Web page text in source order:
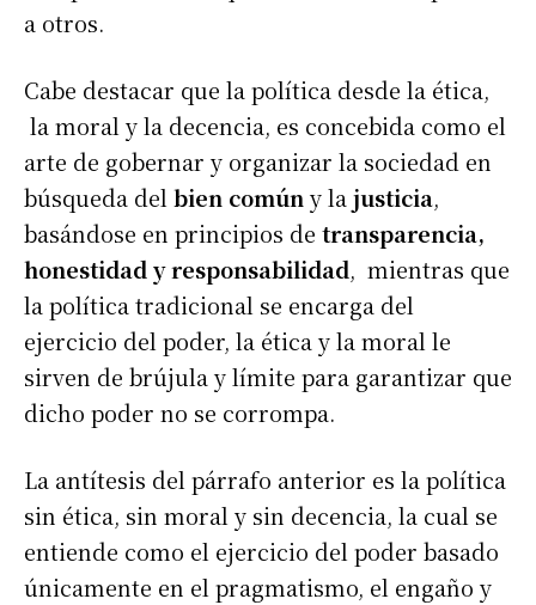
a otros.
Cabe destacar que la política desde la ética,
la moral y la decencia, es concebida como el
arte de gobernar y organizar la sociedad en
búsqueda del bien común y la justicia,
basándose en principios de transparencia,
honestidad y responsabilidad, mientras que
la política tradicional se encarga del
ejercicio del poder, la ética y la moral le
sirven de brújula y límite para garantizar que
dicho poder no se corrompa.
La antítesis del párrafo anterior es la política
sin ética, sin moral y sin decencia, la cual se
entiende como el ejercicio del poder basado
únicamente en el pragmatismo, el engaño y